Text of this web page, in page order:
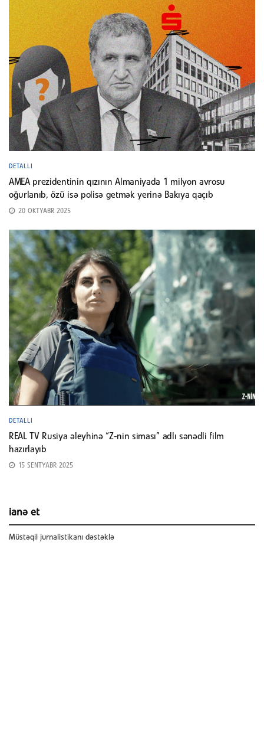
DETALLI
AMEA prezidentinin qızının Almaniyada 1 milyon avrosu
oğurlanıb, özü isə polisə getmək yerinə Bakıya qaçıb
20 OKTYABR 2025
DETALLI
REAL TV Rusiya əleyhinə “Z-nin siması” adlı sənədli film
hazırlayıb
15 SENTYABR 2025
ianə et
Müstəqil jurnalistikanı dəstəklə